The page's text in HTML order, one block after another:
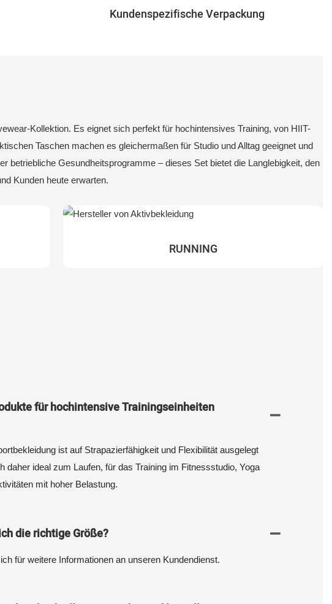
Kundenspezifische Verpackung
Kollektion. Es eignet sich perfekt für hochintensives Training, von HIIT-
Taschen machen es gleichermaßen für Studio und Alltag geeignet und
betriebliche Gesundheitsprogramme – dieses Set bietet die Langlebigkeit, den
Kunden heute erwarten.
RUNNING
für hochintensive Trainingseinheiten
ist auf Strapazierfähigkeit und Flexibilität ausgelegt
daher ideal zum Laufen, für das Training im Fitnessstudio, Yoga
mit hoher Belastung.
die richtige Größe?
für weitere Informationen an unseren Kundendienst.